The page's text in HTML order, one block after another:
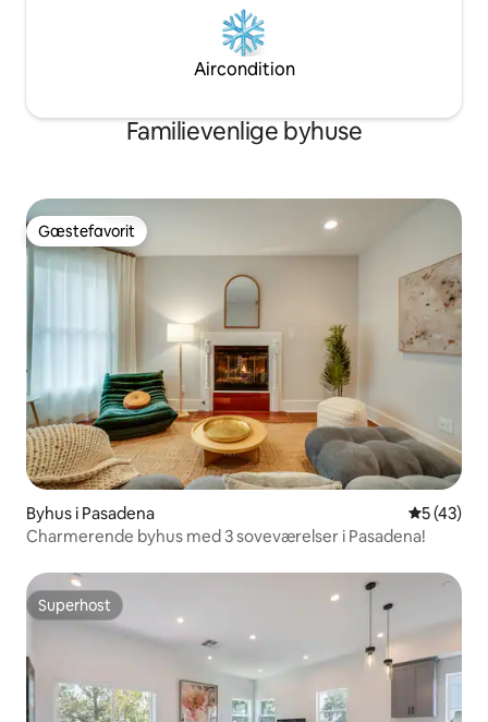
Aircondition
Familievenlige byhuse
Gæstefavorit
Gæstefavorit
Byhus i Pasadena 5 ud af 5 i
5 (43)
Charmerende byhus med 3 soveværelser i Pasadena!
Superhost
Superhost